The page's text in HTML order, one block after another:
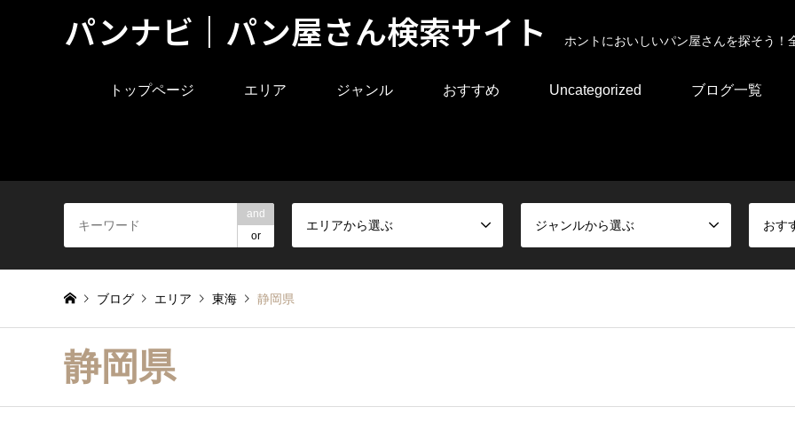
パンナビ｜パン屋さん検索サイト ホントにおいしいパン屋さんを探そう
トップページ エリア ジャンル おすすめ Uncategorized ブログ一覧
and
or
エリアから選ぶ ジャンルから選ぶ おす
ブログ エリア 東海 静岡県
静岡県